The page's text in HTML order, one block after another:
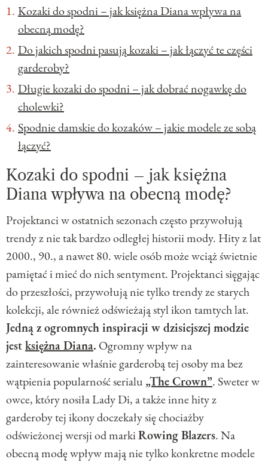
Kozaki do spodni – jak księżna Diana wpływa na
obecną modę?
Do jakich spodni pasują kozaki – jak łączyć te części
garderoby?
Długie kozaki do spodni – jak dobrać nogawkę do
cholewki?
Spodnie damskie do kozaków – jakie modele ze sobą
łączyć?
Kozaki do spodni – jak księżna
Diana wpływa na obecną modę?
Projektanci w ostatnich sezonach często przywołują
trendy z nie tak bardzo odległej historii mody. Hity z lat
2000., 90., a nawet 80. wiele osób może wciąż świetnie
pamiętać i mieć do nich sentyment. Projektanci sięgając
do przeszłości, przywołują nie tylko trendy ze starych
kolekcji, ale również odświeżają styl ikon tamtych lat.
Jedną z ogromnych inspiracji w dzisiejszej modzie
jestksiężna Diana. Ogromny wpływ na
zainteresowanie właśnie garderobą tej osoby ma bez
wątpienia popularność serialu „The Crown”. Sweter w
owce, który nosiła Lady Di, a także inne hity z
garderoby tej ikony doczekały się chociażby
odświeżonej wersji od markiRowing Blazers. Na
obecną modę wpływ mają nie tylko konkretne modele